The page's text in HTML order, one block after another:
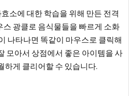
소에 대한 학습을 위해 만든 전격
광클로 음식물들을 빠르게 소화
나타나면 똑같이 마우스로 클릭해
모아서 상점에서 좋은 아이템을 사
하게 클리어할 수 있습니다.